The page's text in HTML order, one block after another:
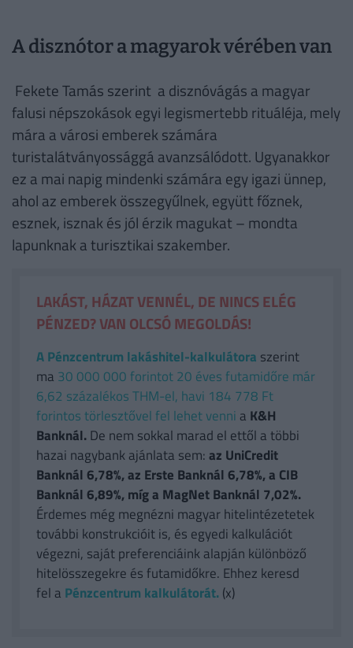
A disznótor a magyarok vérében van
Fekete Tamás szerint a disznóvágás a magyar
falusi népszokások egyi legismertebb rituáléja, mely
mára a városi emberek számára
turistalátványossággá avanzsálódott. Ugyanakkor
ez a mai napig mindenki számára egy igazi ünnep,
ahol az emberek összegyűlnek, együtt főznek,
esznek, isznak és jól érzik magukat – mondta
lapunknak a turisztikai szakember.
LAKÁST, HÁZAT VENNÉL, DE NINCS ELÉG
PÉNZED? VAN OLCSÓ MEGOLDÁS!
A Pénzcentrum lakáshitel-kalkulátora szerint
ma 30 000 000 forintot 20 éves futamidőre már
6,62 százalékos THM-el, havi 184 778 Ft
forintos törlesztővel fel lehet venni a K&H
Banknál.De nem sokkal marad el ettől a többi
hazai nagybank ajánlata sem:az UniCredit
Banknál 6,78%, az Erste Banknál 6,78%, a CIB
Banknál 6,89%, míg a MagNet Banknál 7,02%.
Érdemes még megnézni magyar hitelintézetetek
további konstrukcióit is, és egyedi kalkulációt
végezni, saját preferenciáink alapján különböző
hitelösszegekre és futamidőkre. Ehhez keresd
fel a Pénzcentrum kalkulátorát.(x)